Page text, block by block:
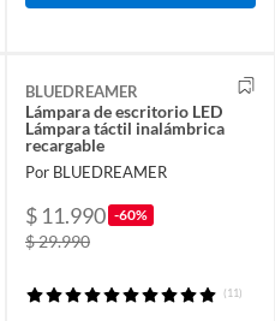
BLUEDREAMER
Lámpara de escritorio LED
Lámpara táctil inalámbrica
recargable
Por BLUEDREAMER
$ 11.990 -60%
$ 29.990
(11)